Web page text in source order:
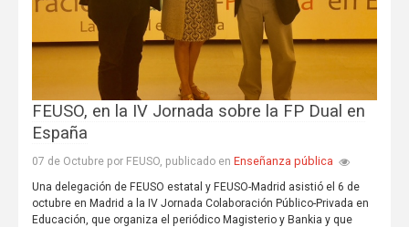
FEUSO, en la IV Jornada sobre la FP Dual en
España
07 de Octubre por FEUSO, publicado en Enseñanza pública
Una delegación de FEUSO estatal y FEUSO-Madrid asistió el 6 de
octubre en Madrid a la IV Jornada Colaboración Público-Privada en
Educación, que organiza el periódico Magisterio y Bankia y que